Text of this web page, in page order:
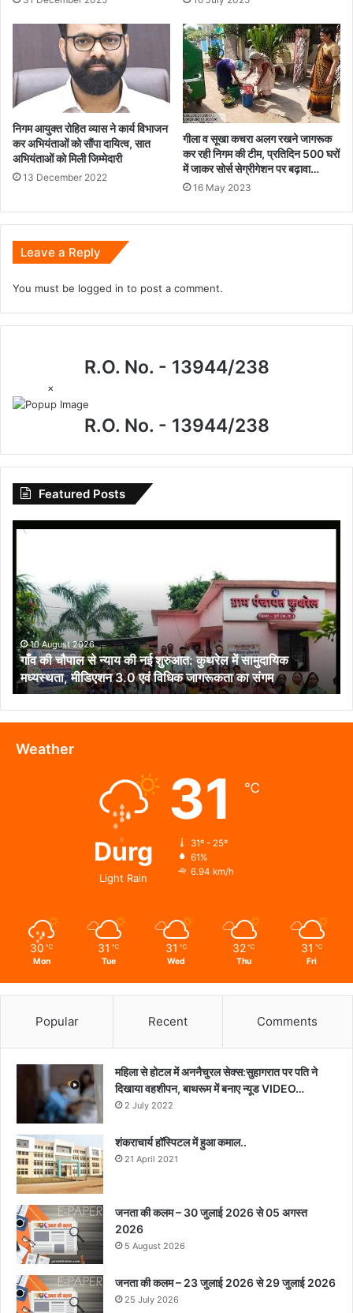
निगम आयुक्त रोहित व्यास ने कार्य विभाजन
कर अभियंताओं को सौंपा दायित्व, सात
अभियंताओं को मिली जिम्मेदारी
13 December 2022
गीला व सूखा कचरा अलग रखने जागरूक
कर रही निगम की टीम, प्रतिदिन 500 घरों
में जाकर सोर्स सेग्रीगेशन पर बढ़ावा…
16 May 2023
Leave a Reply
You must be logged in to post a comment.
R.O. No. - 13944/238
×
R.O. No. - 13944/238
Featured Posts
गाँव
से
न्याय
की
नई
शुरुआत:
कुथरेल
सामुदायिक
मध्यस्थता,
मीडिएशन
3.0
10 August 2026
गाँव की चौपाल से न्याय की नई शुरुआत: कुथरेल में सामुदायिक
मध्यस्थता, मीडिएशन 3.0 एवं विधिक जागरूकता का संगम
Weather
Durg
Light Rain
31 ℃
31º - 25º
61%
6.94 km/h
30 ℃
Mon
31 ℃
Tue
31 ℃
Wed
32 ℃
Thu
31 ℃
Fri
Popular Recent Comments
महिला से होटल में अननैचुरल सेक्स:सुहागरात पर पति ने
दिखाया वहशीपन, बाथरूम में बनाए न्यूड VIDEO…
2 July 2022
शंकराचार्य हॉस्पिटल में हुआ कमाल..
21 April 2021
जनता की कलम – 30 जुलाई 2026 से 05 अगस्त
2026
5 August 2026
जनता की कलम – 23 जुलाई 2026 से 29 जुलाई 2026
25 July 2026